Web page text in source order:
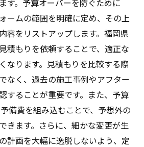
す。予算オーバーを防ぐために
ームの範囲を明確に定め、その上
容をリストアップします。福岡県
積もりを依頼することで、適正な
なります。見積もりを比較する際
なく、過去の施工事例やアフター
することが重要です。また、予算
備費を組み込むことで、予想外の
きます。さらに、細かな変更が生
計画を大幅に逸脱しないよう、定